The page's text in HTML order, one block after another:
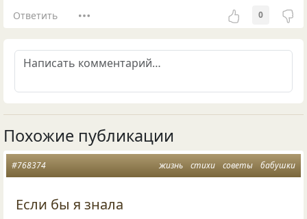
Ответить 0
Похожие публикации
жизнь стихи советы бабушки
#768374
Если бы я знала